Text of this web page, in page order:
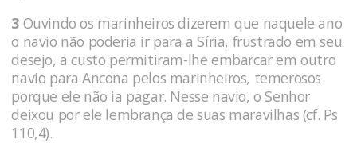
3 Ouvindo os marinheiros dizerem que naquele ano
o navio não poderia ir para a Síria, frustrado em seu
desejo, a custo permitiram-lhe embarcar em outro
navio para Ancona pelos marinheiros, temerosos
porque ele não ia pagar. Nesse navio, o Senhor
deixou por ele lembrança de suas maravilhas (cf. Ps
110,4).